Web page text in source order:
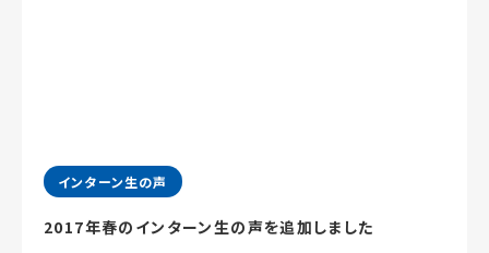
インターン生の声
2017年春のインターン生の声を追加しました